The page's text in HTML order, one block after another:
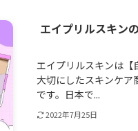
エイプリルスキン
エイプリルスキンは【
大切にしたスキンケア
です。日本で...
2022年7月25日